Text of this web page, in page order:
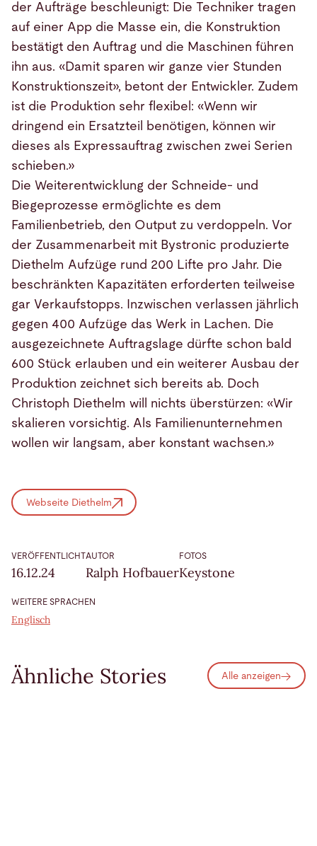
VERÖFFENTLICHT
16.12.24
AUTOR
Ralph Hofbauer
FOTOS
Keystone
WEITERE SPRACHEN
Englisch
der Aufträge beschleunigt: Die Techniker tragen
auf einer App die Masse ein, die Konstruktion
bestätigt den Auftrag und die Maschinen führen
ihn aus. «Damit sparen wir ganze vier Stunden
Konstruktionszeit», betont der Entwickler. Zudem
ist die Produktion sehr flexibel: «Wenn wir
dringend ein Ersatzteil benötigen, können wir
dieses als Expressauftrag zwischen zwei Serien
schieben.»
Die Weiterentwicklung der Schneide- und
Biegeprozesse ermöglichte es dem
Familienbetrieb, den Output zu verdoppeln. Vor
der Zusammenarbeit mit Bystronic produzierte
Diethelm Aufzüge rund 200 Lifte pro Jahr. Die
beschränkten Kapazitäten erforderten teilweise
gar Verkaufstopps. Inzwischen verlassen jährlich
gegen 400 Aufzüge das Werk in Lachen. Die
ausgezeichnete Auftragslage dürfte schon bald
600 Stück erlauben und ein weiterer Ausbau der
Produktion zeichnet sich bereits ab. Doch
Christoph Diethelm will nichts überstürzen: «Wir
skalieren vorsichtig. Als Familienunternehmen
wollen wir langsam, aber konstant wachsen.»
Webseite Diethelm
Ähnliche Stories Alle anzeigen